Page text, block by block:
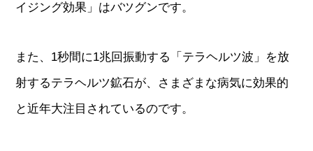
イジング効果」はバツグンです。
また、1秒間に1兆回振動する「テラヘルツ波」を放
射するテラヘルツ鉱石が、さまざまな病気に効果的
と近年大注目されているのです。